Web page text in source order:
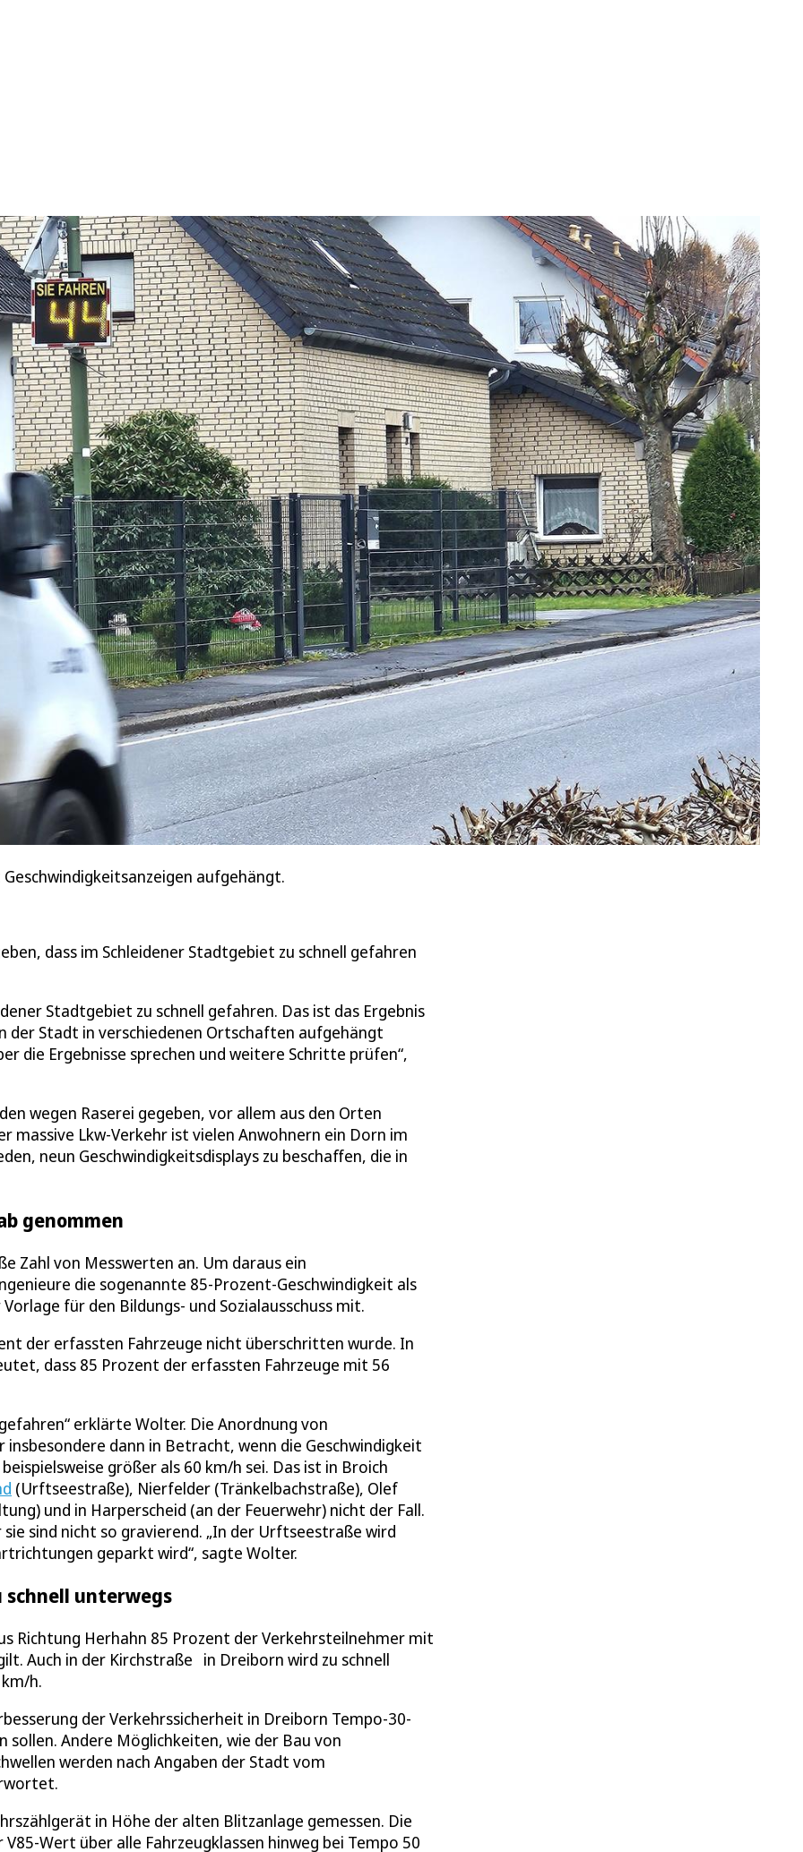
aufgehängt.
dass im Schleidener Stadtgebiet zu schnell gefahren
Stadtgebiet zu schnell gefahren. Das ist das Ergebnis
der Stadt in verschiedenen Ortschaften aufgehängt
die Ergebnisse sprechen und weitere Schritte prüfen“,
wegen Raserei gegeben, vor allem aus den Orten
massive Lkw-Verkehr ist vielen Anwohnern ein Dorn im
neun Geschwindigkeitsdisplays zu beschaffen, die in
genommen
Zahl von Messwerten an. Um daraus ein
die sogenannte 85-Prozent-Geschwindigkeit als
für den Bildungs- und Sozialausschuss mit.
der erfassten Fahrzeuge nicht überschritten wurde. In
dass 85 Prozent der erfassten Fahrzeuge mit 56
erklärte Wolter. Die Anordnung von
dann in Betracht, wenn die Geschwindigkeit
größer als 60 km/h sei. Das ist in Broich
(Urftseestraße), Nierfelder (Tränkelbachstraße), Olef
und in Harperscheid (an der Feuerwehr) nicht der Fall.
sind nicht so gravierend. „In der Urftseestraße wird
geparkt wird“, sagte Wolter.
schnell unterwegs
Richtung Herhahn 85 Prozent der Verkehrsteilnehmer mit
Auch in der Kirchstraße in Dreiborn wird zu schnell
h.
der Verkehrssicherheit in Dreiborn Tempo-30-
Andere Möglichkeiten, wie der Bau von
werden nach Angaben der Stadt vom
in Höhe der alten Blitzanlage gemessen. Die
Wert über alle Fahrzeugklassen hinweg bei Tempo 50